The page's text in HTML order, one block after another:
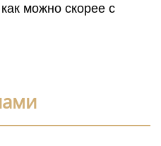
можно скорее с